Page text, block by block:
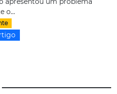
o...